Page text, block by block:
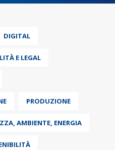
DIGITAL
E LEGAL
PRODUZIONE
AMBIENTE, ENERGIA